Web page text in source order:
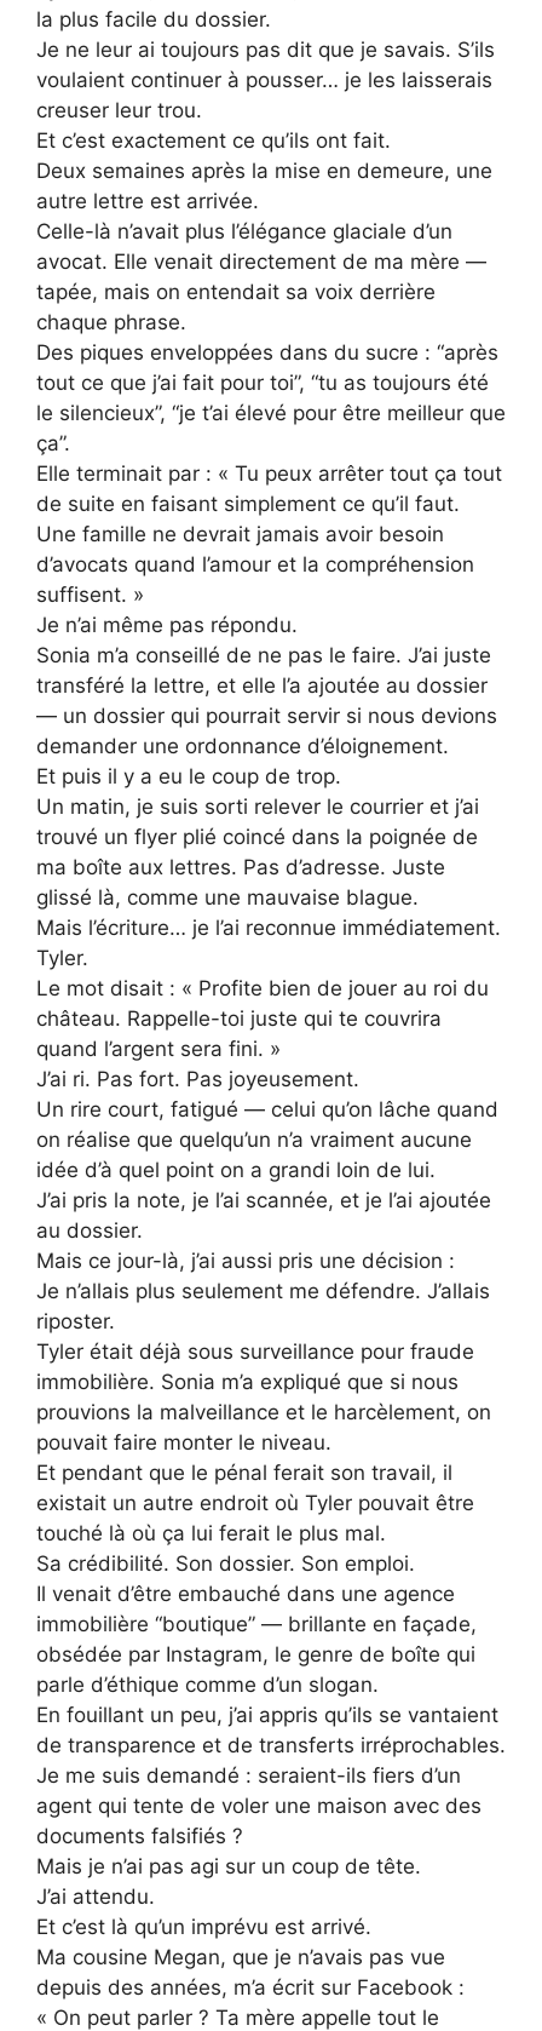
la plus facile du dossier.
Je ne leur ai toujours pas dit que je savais. S’ils
voulaient continuer à pousser… je les laisserais
creuser leur trou.
Et c’est exactement ce qu’ils ont fait.
Deux semaines après la mise en demeure, une
autre lettre est arrivée.
Celle-là n’avait plus l’élégance glaciale d’un
avocat. Elle venait directement de ma mère —
tapée, mais on entendait sa voix derrière
chaque phrase.
Des piques enveloppées dans du sucre : “après
tout ce que j’ai fait pour toi”, “tu as toujours été
le silencieux”, “je t’ai élevé pour être meilleur que
ça”.
Elle terminait par : « Tu peux arrêter tout ça tout
de suite en faisant simplement ce qu’il faut.
Une famille ne devrait jamais avoir besoin
d’avocats quand l’amour et la compréhension
suffisent. »
Je n’ai même pas répondu.
Sonia m’a conseillé de ne pas le faire. J’ai juste
transféré la lettre, et elle l’a ajoutée au dossier
— un dossier qui pourrait servir si nous devions
demander une ordonnance d’éloignement.
Et puis il y a eu le coup de trop.
Un matin, je suis sorti relever le courrier et j’ai
trouvé un flyer plié coincé dans la poignée de
ma boîte aux lettres. Pas d’adresse. Juste
glissé là, comme une mauvaise blague.
Mais l’écriture… je l’ai reconnue immédiatement.
Tyler.
Le mot disait : « Profite bien de jouer au roi du
château. Rappelle-toi juste qui te couvrira
quand l’argent sera fini. »
J’ai ri. Pas fort. Pas joyeusement.
Un rire court, fatigué — celui qu’on lâche quand
on réalise que quelqu’un n’a vraiment aucune
idée d’à quel point on a grandi loin de lui.
J’ai pris la note, je l’ai scannée, et je l’ai ajoutée
au dossier.
Mais ce jour-là, j’ai aussi pris une décision :
Je n’allais plus seulement me défendre. J’allais
riposter.
Tyler était déjà sous surveillance pour fraude
immobilière. Sonia m’a expliqué que si nous
prouvions la malveillance et le harcèlement, on
pouvait faire monter le niveau.
Et pendant que le pénal ferait son travail, il
existait un autre endroit où Tyler pouvait être
touché là où ça lui ferait le plus mal.
Sa crédibilité. Son dossier. Son emploi.
Il venait d’être embauché dans une agence
immobilière “boutique” — brillante en façade,
obsédée par Instagram, le genre de boîte qui
parle d’éthique comme d’un slogan.
En fouillant un peu, j’ai appris qu’ils se vantaient
de transparence et de transferts irréprochables.
Je me suis demandé : seraient-ils fiers d’un
agent qui tente de voler une maison avec des
documents falsifiés ?
Mais je n’ai pas agi sur un coup de tête.
J’ai attendu.
Et c’est là qu’un imprévu est arrivé.
Ma cousine Megan, que je n’avais pas vue
depuis des années, m’a écrit sur Facebook :
« On peut parler ? Ta mère appelle tout le